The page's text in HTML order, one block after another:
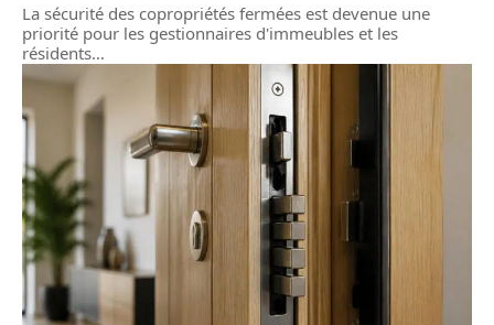
La sécurité des copropriétés fermées est devenue une
priorité pour les gestionnaires d'immeubles et les
résidents…